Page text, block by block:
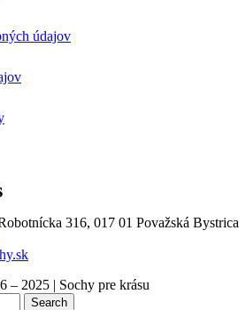
údajov
316, 017 01 Považská Bystrica
– 2025 | Sochy pre krásu
Search